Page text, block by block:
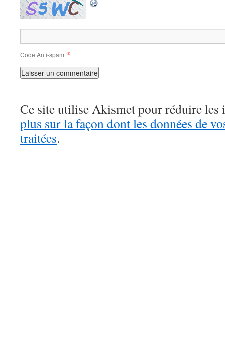
Code Anti-spam *
Ce site utilise Akismet pour réduire les
plus sur la façon dont les données de
traitées.